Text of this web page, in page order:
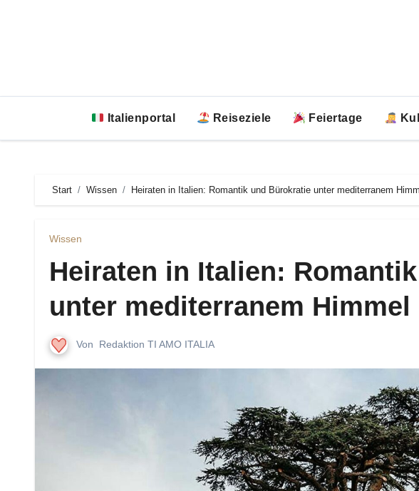
Italienportal Reiseziele Feiertage
Start Wissen Heiraten in Italien: Romantik und Bürokratie unter mediterranem
Wissen
Heiraten in Italien:
unter mediterranem Himmel
Von Redaktion TI AMO ITALIA